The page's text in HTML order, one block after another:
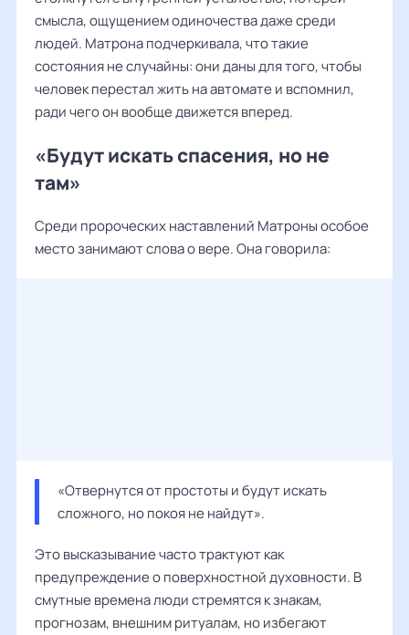
смысла, ощущением одиночества даже среди
людей. Матрона подчеркивала, что такие
состояния не случайны: они даны для того, чтобы
человек перестал жить на автомате и вспомнил,
ради чего он вообще движется вперед.
«Будут искать спасения, но не
там»
Среди пророческих наставлений Матроны особое
место занимают слова о вере. Она говорила:
«Отвернутся от простоты и будут искать
сложного, но покоя не найдут».
Это высказывание часто трактуют как
предупреждение о поверхностной духовности. В
смутные времена люди стремятся к знакам,
прогнозам, внешним ритуалам, но избегают